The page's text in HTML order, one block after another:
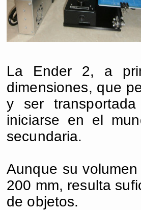
La Ender 2, a
dimensiones, que
y ser
iniciarse en el
secundaria.
Aunque su
200 mm, resulta
de objetos.